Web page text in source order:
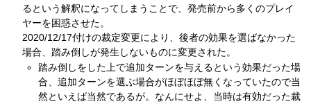
るという解釈になってしまうことで、発売前から多くのプレイ
ヤーを困惑させた。
2020/12/17付けの裁定変更により、後者の効果を選ばなかった
場合、踏み倒しが発生しないものに変更された。
踏み倒しをした上で追加ターンを与えるという効果だった場
合、追加ターンを選ぶ場合がほぼほぼ無くなっていたので当
然といえば当然であるが。なんにせよ、当時は有効だった裁